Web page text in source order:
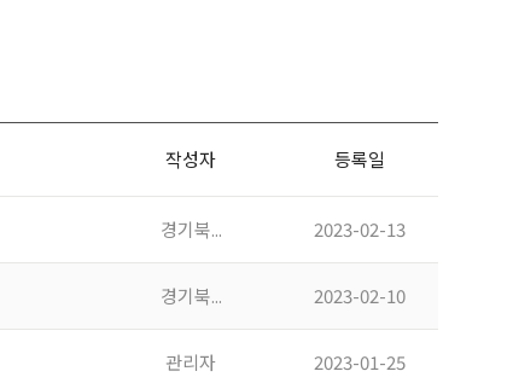
작성자 등록일
경기북... 2023-02-13
경기북... 2023-02-10
관리자 2023-01-25